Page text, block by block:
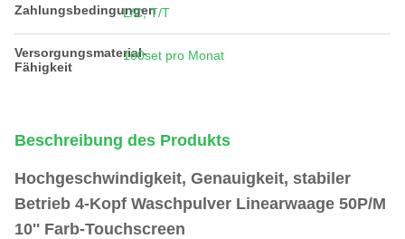
Zahlungsbedingungen
L/C, T/T
Versorgungsmaterial-
Fähigkeit
100set pro Monat
Beschreibung des Produkts
Hochgeschwindigkeit, Genauigkeit, stabiler
Betrieb 4-Kopf Waschpulver Linearwaage 50P/M
10'' Farb-Touchscreen